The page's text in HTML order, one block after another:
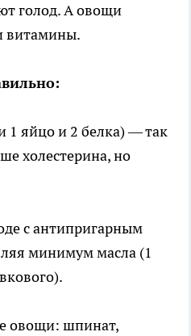
голод. А овощи
витамины.
1 яйцо и 2 белка) — так
холестерина, но
с антипригарным
минимум масла (1
овощи: шпинат,